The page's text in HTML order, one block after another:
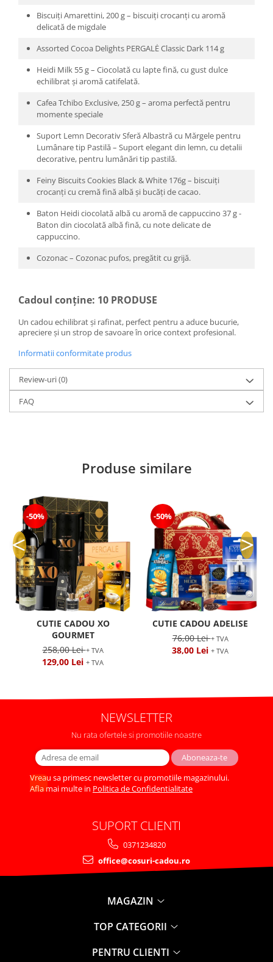
Biscuiți Amarettini, 200 g – biscuiți crocanți cu aromă
delicată de migdale
Assorted Cocoa Delights PERGALĖ Classic Dark 114 g
Heidi Milk 55 g – Ciocolată cu lapte fină, cu gust dulce
echilibrat și aromă catifelată.
Cafea Tchibo Exclusive, 250 g – aroma perfectă pentru
momente speciale
Suport Lemn Decorativ Sferă Albastră cu Mărgele pentru
Lumânare tip Pastilă – Suport elegant din lemn, cu detalii
decorative, pentru lumânări tip pastilă.
Feiny Biscuits Cookies Black & White 176g – biscuiți
crocanți cu cremă fină albă și bucăți de cacao.
Baton Heidi ciocolată albă cu aromă de cappuccino 37 g -
Baton din ciocolată albă fină, cu note delicate de
cappuccino.
Cozonac – Cozonac pufos, pregătit cu grijă.
Cadoul conține: 10 PRODUSE
Un cadou echilibrat și rafinat, perfect pentru a aduce bucurie,
apreciere și un strop de savoare în orice context profesional.
Informatii conformitate produs
Review-uri(0)
FAQ
Produse similare
-50%
CUTIE CADOU XO
GOURMET
258,00 Lei+ TVA
129,00 Lei + TVA
-50%
CUTIE CADOU ADELISE
76,00 Lei+ TVA
38,00 Lei + TVA
NEWSLETTER
Nu rata ofertele si promotiile noastre
Vreau sa primesc newsletter cu promotiile magazinului.
Afla mai multe in Politica de Confidentialitate
SUPORT CLIENTI
0371234820
office@cosuri-cadou.ro
MAGAZIN
TOP CATEGORII
PENTRU CLIENTI